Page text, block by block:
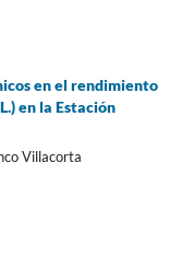
en el rendimiento
en la Estación
Villacorta